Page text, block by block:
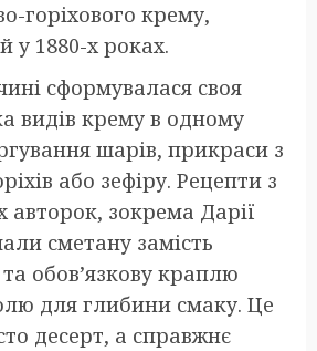
горіхового крему,
у 1880-х роках.
сформувалася своя
видів крему в одному
шарів, прикраси з
або зефіру. Рецепти з
авторок, зокрема Дарії
сметану замість
обов’язкову краплю
для глибини смаку. Це
десерт, а справжнє